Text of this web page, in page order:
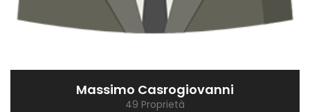
Massimo Casrogiovanni
49 Proprietà